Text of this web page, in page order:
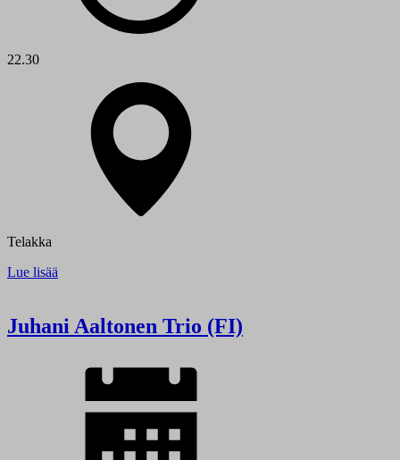
22.30
Telakka
Lue lisää
Juhani Aaltonen Trio (FI)